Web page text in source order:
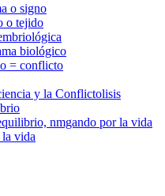
o signo
o tejido
biológico
= conflicto
y la Conflictolisis
nmgando por la vida
la vida